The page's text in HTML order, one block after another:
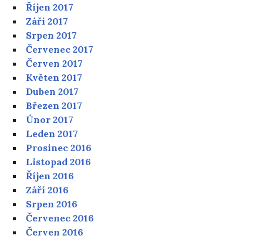
Říjen 2017
Září 2017
Srpen 2017
Červenec 2017
Červen 2017
Květen 2017
Duben 2017
Březen 2017
Únor 2017
Leden 2017
Prosinec 2016
Listopad 2016
Říjen 2016
Září 2016
Srpen 2016
Červenec 2016
Červen 2016